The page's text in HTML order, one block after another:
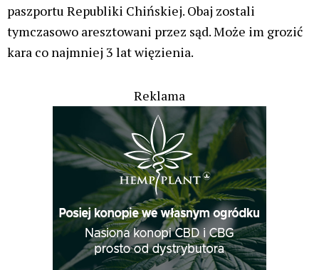
paszportu Republiki Chińskiej. Obaj zostali
tymczasowo aresztowani przez sąd. Może im grozić
kara co najmniej 3 lat więzienia.
Reklama